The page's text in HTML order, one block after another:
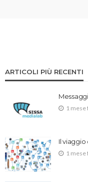
ARTICOLI PIÙ RECENTI
1 mese
Il
1 mese